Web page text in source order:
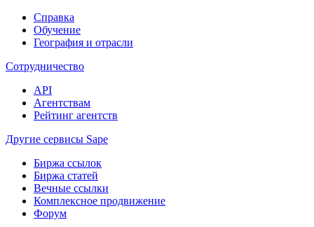
Справка
Обучение
География и отрасли
Сотрудничество
API
Агентствам
Рейтинг агентств
Другие сервисы Sape
Биржа ссылок
Биржа статей
Вечные ссылки
Комплексное продвижение
Форум